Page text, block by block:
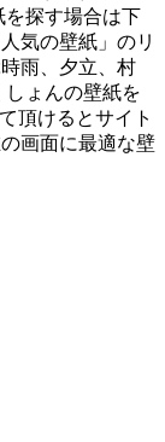
を探す場合は下
気の壁紙」のリ
雨、夕立、村
しょんの壁紙を
頂けるとサイト
画面に最適な壁